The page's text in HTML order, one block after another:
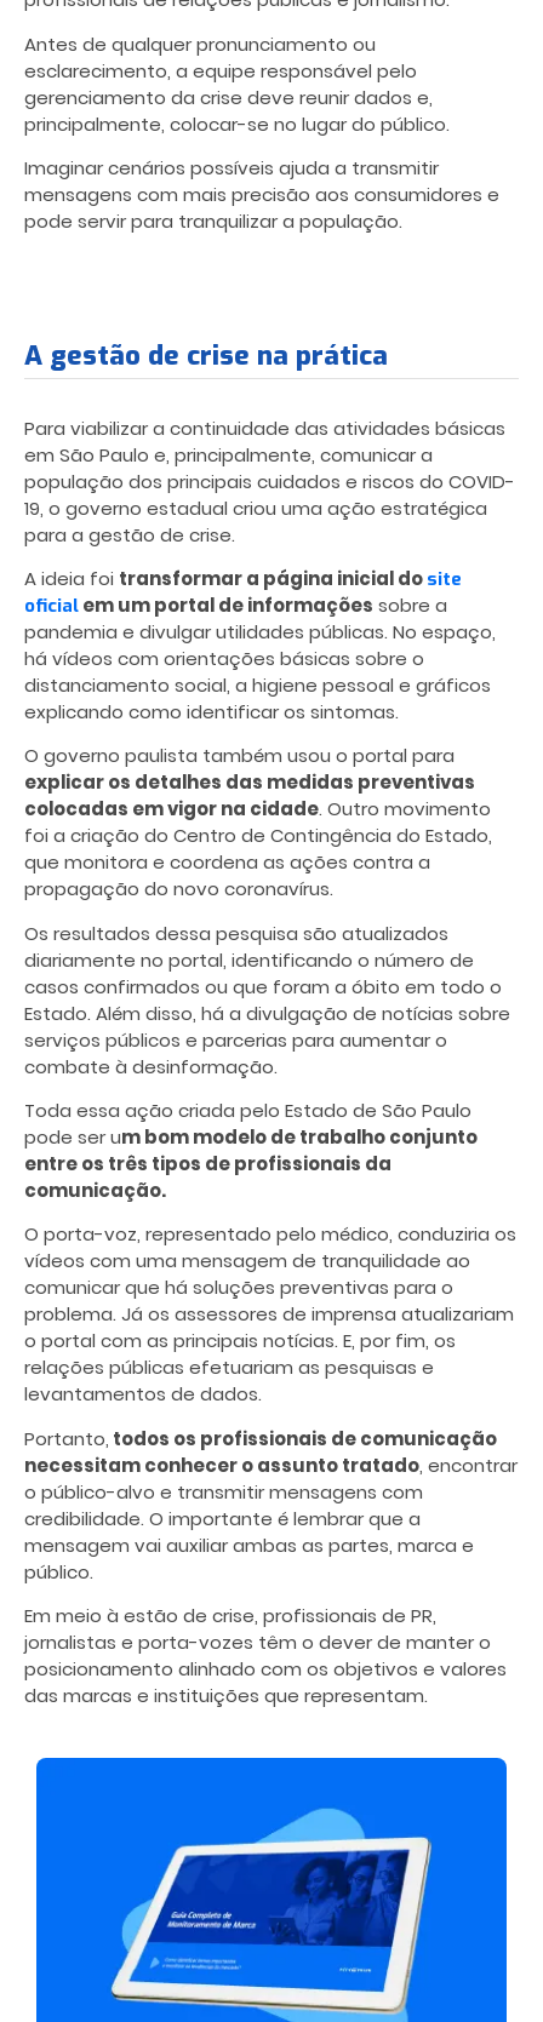
Antes de qualquer pronunciamento ou
esclarecimento, a equipe responsável pelo
gerenciamento da crise deve reunir dados e,
principalmente, colocar-se no lugar do público.
Imaginar cenários possíveis ajuda a transmitir
mensagens com mais precisão aos consumidores e
pode servir para tranquilizar a população.
A gestão de crise na prática
Para viabilizar a continuidade das atividades básicas
em São Paulo e, principalmente, comunicar a
população dos principais cuidados e riscos do COVID-
19, o governo estadual criou uma ação estratégica
para a gestão de crise.
A ideia foi transformar a página inicial do site
oficial em um portal de informações sobre a
pandemia e divulgar utilidades públicas. No espaço,
há vídeos com orientações básicas sobre o
distanciamento social, a higiene pessoal e gráficos
explicando como identificar os sintomas.
O governo paulista também usou o portal para
explicar os detalhes das medidas preventivas
colocadas em vigor na cidade. Outro movimento
foi a criação do Centro de Contingência do Estado,
que monitora e coordena as ações contra a
propagação do novo coronavírus.
Os resultados dessa pesquisa são atualizados
diariamente no portal, identificando o número de
casos confirmados ou que foram a óbito em todo o
Estado. Além disso, há a divulgação de notícias sobre
serviços públicos e parcerias para aumentar o
combate à desinformação.
Toda essa ação criada pelo Estado de São Paulo
pode ser um bom modelo de trabalho conjunto
entre os três tipos de profissionais da
comunicação.
O porta-voz, representado pelo médico, conduziria os
vídeos com uma mensagem de tranquilidade ao
comunicar que há soluções preventivas para o
problema. Já os assessores de imprensa atualizariam
o portal com as principais notícias. E, por fim, os
relações públicas efetuariam as pesquisas e
levantamentos de dados.
Portanto, todos os profissionais de comunicação
necessitam conhecer o assunto tratado, encontrar
o público-alvo e transmitir mensagens com
credibilidade. O importante é lembrar que a
mensagem vai auxiliar ambas as partes, marca e
público.
Em meio à estão de crise, profissionais de PR,
jornalistas e porta-vozes têm o dever de manter o
posicionamento alinhado com os objetivos e valores
das marcas e instituições que representam.